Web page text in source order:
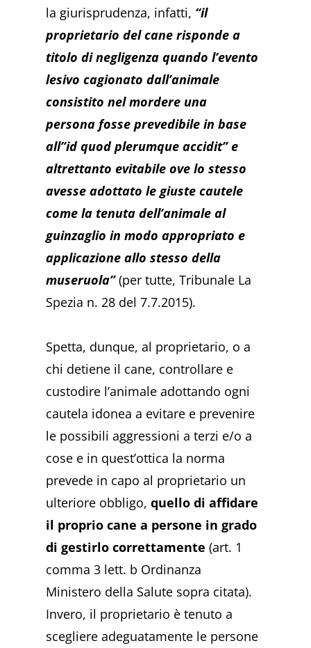
la giurisprudenza, infatti, “il
proprietario del cane risponde a
titolo di negligenza quando l’evento
lesivo cagionato dall’animale
consistito nel mordere una
persona fosse prevedibile in base
all”id quod plerumque accidit” e
altrettanto evitabile ove lo stesso
avesse adottato le giuste cautele
come la tenuta dell’animale al
guinzaglio in modo appropriato e
applicazione allo stesso della
museruola”(per tutte, Tribunale La
Spezia n. 28 del 7.7.2015).
Spetta, dunque, al proprietario, o a
chi detiene il cane, controllare e
custodire l’animale adottando ogni
cautela idonea a evitare e prevenire
le possibili aggressioni a terzi e/o a
cose e in quest’ottica la norma
prevede in capo al proprietario un
ulteriore obbligo,quello di affidare
il proprio cane a persone in grado
di gestirlo correttamente (art. 1
comma 3 lett. b Ordinanza
Ministero della Salute sopra citata).
Invero, il proprietario è tenuto a
scegliere adeguatamente le persone